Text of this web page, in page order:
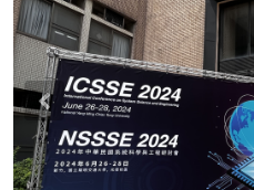
Previous